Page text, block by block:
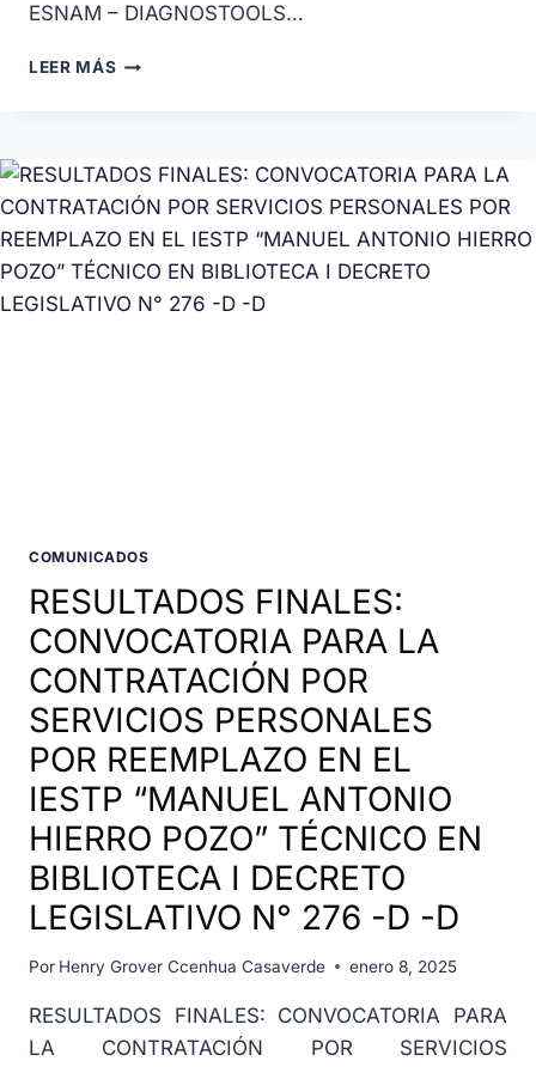
ESNAM – DIAGNOSTOOLS…
LEER MÁS
COMUNICADOS
RESULTADOS FINALES:
CONVOCATORIA PARA LA
CONTRATACIÓN POR
SERVICIOS PERSONALES
POR REEMPLAZO EN EL
IESTP “MANUEL ANTONIO
HIERRO POZO” TÉCNICO EN
BIBLIOTECA I DECRETO
LEGISLATIVO N° 276 -D -D
Por Henry Grover Ccenhua Casaverde enero 8, 2025
RESULTADOS FINALES: CONVOCATORIA PARA
LA CONTRATACIÓN POR SERVICIOS